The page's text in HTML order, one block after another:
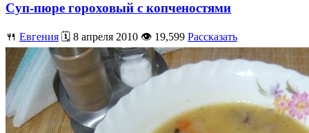
Суп-пюре гороховый с копченостями
🍴 Евгения 🗓️ 8 апреля 2010 👁️ 19,599 Рассказать